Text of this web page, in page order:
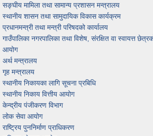
सङ्घीय मामिला तथा सामान्य प्रशासन मन्त्रालय
स्थानीय शासन तथा सामुदायिक विकास कार्यक्रम
प्रधानमन्त्री तथा मन्त्री परिषदको कार्यालय
गाउँपालिका नगरपालिका तथा विशेष, संरक्षित वा स्वायत्त
आयोग
अर्थ मन्त्रालय
गृह मन्त्रालय
स्थानीय निकायका लागि सूचना प्रबिधि
स्थानीय निकाय वित्तीय आयोग
केन्द्रीय पंजीकरण विभाग
लोक सेवा आयोग
राष्ट्रिय पुननिर्माण प्राधिकरण